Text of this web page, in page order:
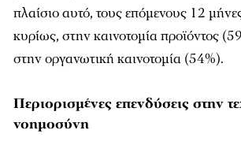
πλαίσιο αυτό, τους επόμενους 12
κυρίως, στην καινοτομία προϊόντος
στην οργανωτική καινοτομία (54%).
Περιορισμένες επενδύσεις στην
νοημοσύνη